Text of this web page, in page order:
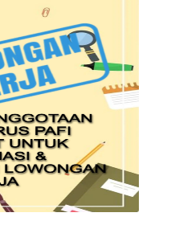
TEKNISI
MENTANA
LIHAT